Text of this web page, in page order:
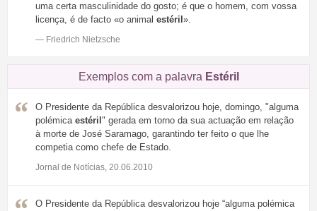
uma certa masculinidade do gosto; é que o homem, com vossa
licença, é de facto «o animal estéril ».
— Friedrich Nietzsche
Exemplos com a palavra Estéril
O Presidente da República desvalorizou hoje, domingo, "alguma
polémica estéril " gerada em torno da sua actuação em relação
à morte de José Saramago, garantindo ter feito o que lhe
competia como chefe de Estado.
Jornal de Notícias, 20.06.2010
O Presidente da República desvalorizou hoje “alguma polémica